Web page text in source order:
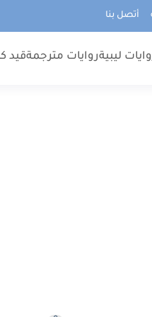
أتصل بنا
ليبيةروايات مترجمةقيد